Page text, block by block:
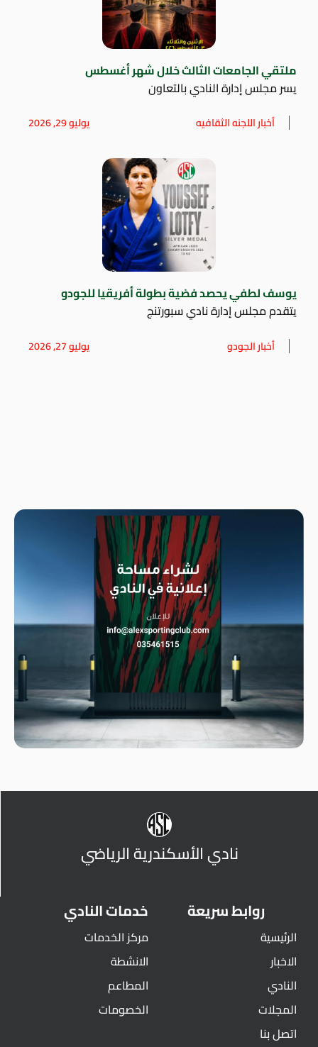
ملتقي الجامعات الثالث خلال شهر أغسطس
يسر مجلس إدارة النادي بالتعاون
أخبار اللجنه الثقافيه يوليو 29, 2026
يوسف لطفي يحصد فضية بطولة أفريقيا للجودو
يتقدم مجلس إدارة نادي سبورتنج
أخبار الجودو يوليو 27, 2026
نادي الأسكندرية الرياضي
روابط سريعة
الرئيسية
الاخبار
النادي
المجلات
اتصل بنا
خدمات النادي
مركز الخدمات
الانشطة
المطاعم
الخصومات